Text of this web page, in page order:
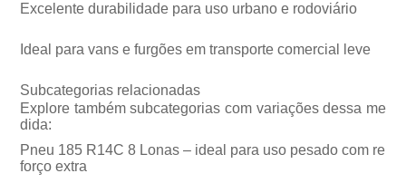
Excelente durabilidade para uso urbano e rodoviário
Ideal para vans e furgões em transporte comercial leve
Subcategorias relacionadas
Explore também subcategorias com variações dessa me
dida:
Pneu 185 R14C 8 Lonas – ideal para uso pesado com re
forço extra